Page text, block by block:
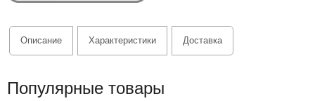
Описание Характеристики Доставка
Популярные товары